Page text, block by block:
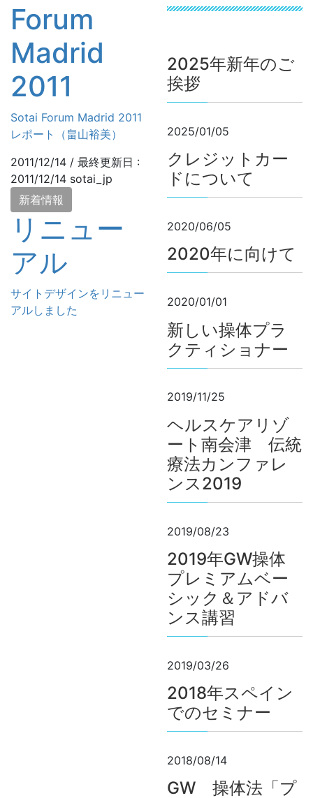
Forum
Madrid
2011
Sotai Forum Madrid 2011
レポート（畠山裕美）
2011/12/14 / 最終更新日 :
2011/12/14 sotai_jp
新着情報
リニュー
アル
サイトデザインをリニュー
アルしました
2025年新年のご
挨拶
2025/01/05
クレジットカー
ドについて
2020/06/05
2020年に向けて
2020/01/01
新しい操体プラ
クティショナー
2019/11/25
ヘルスケアリゾ
ート南会津 伝統
療法カンファレ
ンス2019
2019/08/23
2019年GW操体
プレミアムベー
シック＆アドバ
ンス講習
2019/03/26
2018年スペイン
でのセミナー
2018/08/14
GW 操体法「プ